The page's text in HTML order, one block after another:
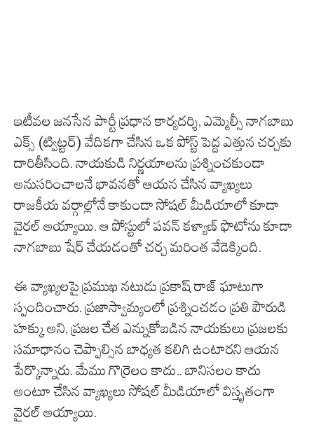
ఇటీవల జనసేన పార్టీ ప్రధాన కార్యదర్శి, ఎమ్మెల్సీ నాగబాబు
ఎక్స్ (ట్విట్టర్) వేదికగా చేసిన ఒక పోస్ట్ పెద్ద ఎత్తున చర్చకు
దారితీసింది. నాయకుడి నిర్ణయాలను ప్రశ్నించకుండా
అనుసరించాలనే భావనతో ఆయన చేసిన వ్యాఖ్యలు
రాజకీయ వర్గాల్లోనే కాకుండా సోషల్ మీడియాలో కూడా
వైరల్ అయ్యాయి. ఆ పోస్టులో పవన్ కళ్యాణ్ ఫొటోను కూడా
నాగబాబు షేర్ చేయడంతో చర్చ మరింత వేడెక్కింది.
ఈ వ్యాఖ్యలపై ప్రముఖ నటుడు ప్రకాష్ రాజ్ ఘాటుగా
స్పందించారు. ప్రజాస్వామ్యంలో ప్రశ్నించడం ప్రతి పౌరుడి
హక్కు అని, ప్రజల చేత ఎన్నుకోబడిన నాయకులు ప్రజలకు
సమాధానం చెప్పాల్సిన బాధ్యత కలిగి ఉంటారని ఆయన
పేర్కొన్నారు. మేము గొర్రెలం కాదు.. బానిసలం కాదు
అంటూ చేసిన వ్యాఖ్యలు సోషల్ మీడియాలో విస్తృతంగా
వైరల్ అయ్యాయి.